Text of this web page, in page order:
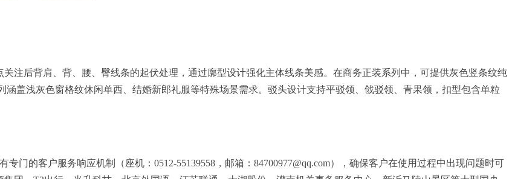
注后背肩、背、腰、臀线条的起伏处理，通过廓型设计强化主体线条美感。在商务正装系列中，可提供灰色竖条纹纯
盖浅灰色窗格纹休闲单西、结婚新郎礼服等特殊场景需求。驳头设计支持平驳领、戗驳领、青果领，扣型包含单粒
门的客户服务响应机制（座机：0512-55139558，邮箱：84700977@qq.com），确保客户在使用过程中出现问题时可